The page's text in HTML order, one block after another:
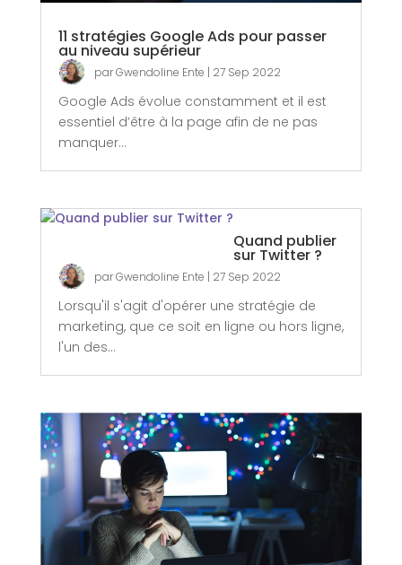
11 stratégies Google Ads pour passer
au niveau supérieur
parGwendoline Ente | 27 Sep 2022
Google Ads évolue constamment et il est
essentiel d’être à la page afin de ne pas
manquer...
Quand publier
sur Twitter ?
parGwendoline Ente | 27 Sep 2022
Lorsqu'il s'agit d'opérer une stratégie de
marketing, que ce soit en ligne ou hors ligne,
l'un des...